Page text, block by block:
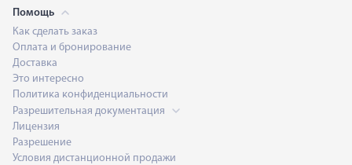
Помощь
Как сделать заказ
Оплата и бронирование
Доставка
Это интересно
Политика конфиденциальности
Разрешительная документация
Лицензия
Разрешение
Условия дистанционной продажи